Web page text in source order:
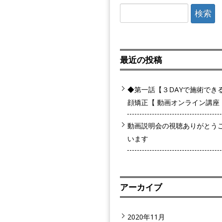
索:
最近の投稿
◆第一話【３DAYで施術でき
顔矯正【 動画オンライン講座
動画説明会の視聴ありがとう
います
アーカイブ
2020年11月